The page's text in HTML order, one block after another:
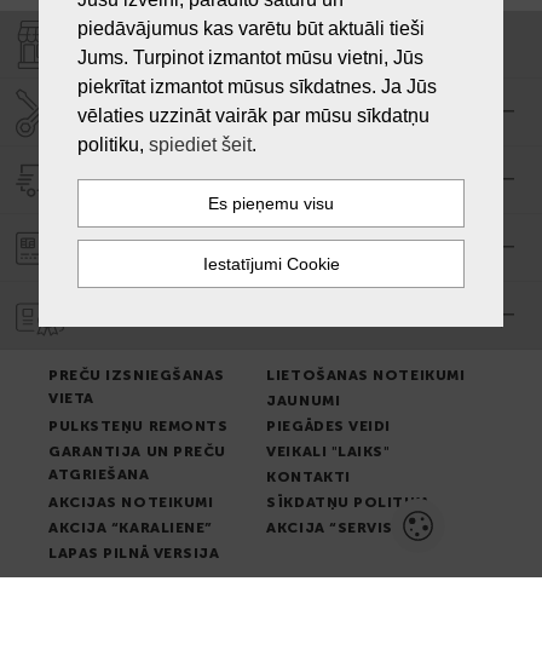
VEIKALI "LAIKS"
SERVISA CENTRS "LAIKS"
PIEGĀDE
PASŪTĪJUMA APMAKSA
PREČU IZSNIEGŠANAS
VIETA
LIETOŠANAS NOTEIKUMI
JAUNUMI
PULKSTEŅU REMONTS
PIEGĀDES VEIDI
GARANTIJA UN PREČU
ATGRIEŠANA
VEIKALI "LAIKS"
KONTAKTI
AKCIJAS NOTEIKUMI
SĪKDATŅU POLITIKA
AKCIJA “KARALIENE”
AKCIJA “SERVISS”
LAPAS PILNĀ VERSIJA
piedāvājumus kas varētu būt aktuāli tieši
Jums. Turpinot izmantot mūsu vietni, Jūs
piekrītat izmantot mūsus sīkdatnes. Ja Jūs
vēlaties uzzināt vairāk par mūsu sīkdatņu
politiku, spiediet šeit.